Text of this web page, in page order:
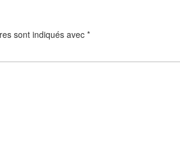
sont indiqués avec*